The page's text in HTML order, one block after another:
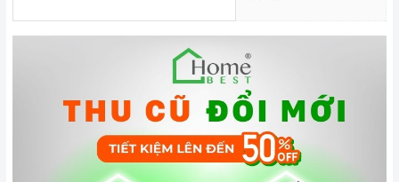
Home Best, chúng tôi tự hào cung cấp đến khách